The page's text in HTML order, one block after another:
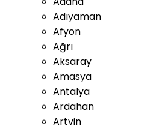
Adıyaman
Afyon
Ağrı
Aksaray
Amasya
Antalya
Ardahan
Artvin